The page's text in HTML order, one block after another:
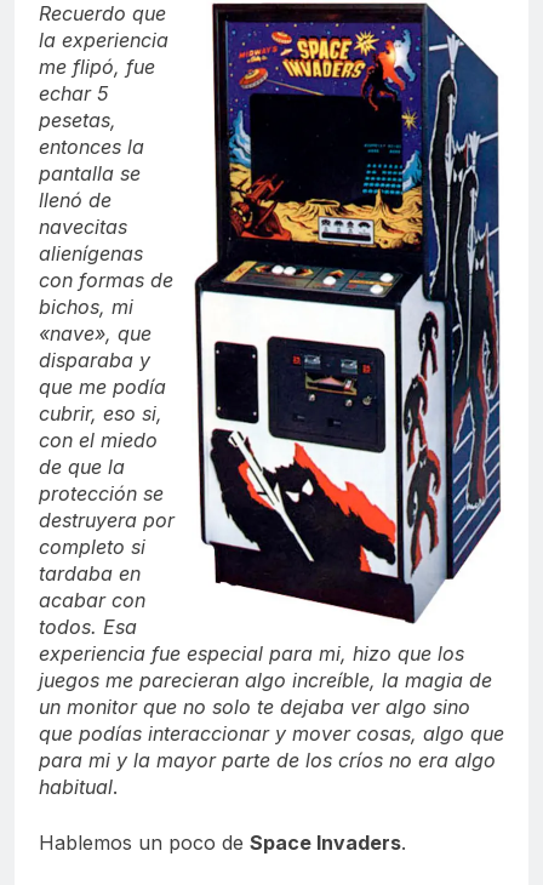
Recuerdo que
la experiencia
me flipó, fue
echar 5
pesetas,
entonces la
pantalla se
llenó de
navecitas
alienígenas
con formas de
bichos, mi
«nave», que
disparaba y
que me podía
cubrir, eso si,
con el miedo
de que la
protección se
destruyera por
completo si
tardaba en
acabar con
todos. Esa
experiencia fue especial para mi, hizo que los
juegos me parecieran algo increíble, la magia de
un monitor que no solo te dejaba ver algo sino
que podías interaccionar y mover cosas, algo que
para mi y la mayor parte de los críos no era algo
habitual.
Hablemos un poco de Space Invaders.